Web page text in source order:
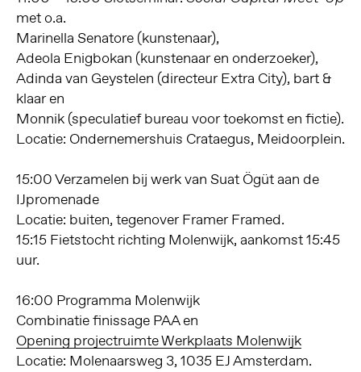
met o.a.
Marinella Senatore (kunstenaar),
Adeola Enigbokan (kunstenaar en onderzoeker),
Adinda van Geystelen (directeur Extra City), bart &
klaar en
Monnik (speculatief bureau voor toekomst en fictie).
Locatie: Ondernemershuis Crataegus, Meidoorplein.
15:00 Verzamelen bij werk van Suat Ögüt aan de
IJpromenade
Locatie: buiten, tegenover Framer Framed.
15:15 Fietstocht richting Molenwijk, aankomst 15:45
uur.
16:00 Programma Molenwijk
Combinatie finissage PAA en
Opening projectruimte Werkplaats Molenwijk
Locatie: Molenaarsweg 3, 1035 EJ Amsterdam.